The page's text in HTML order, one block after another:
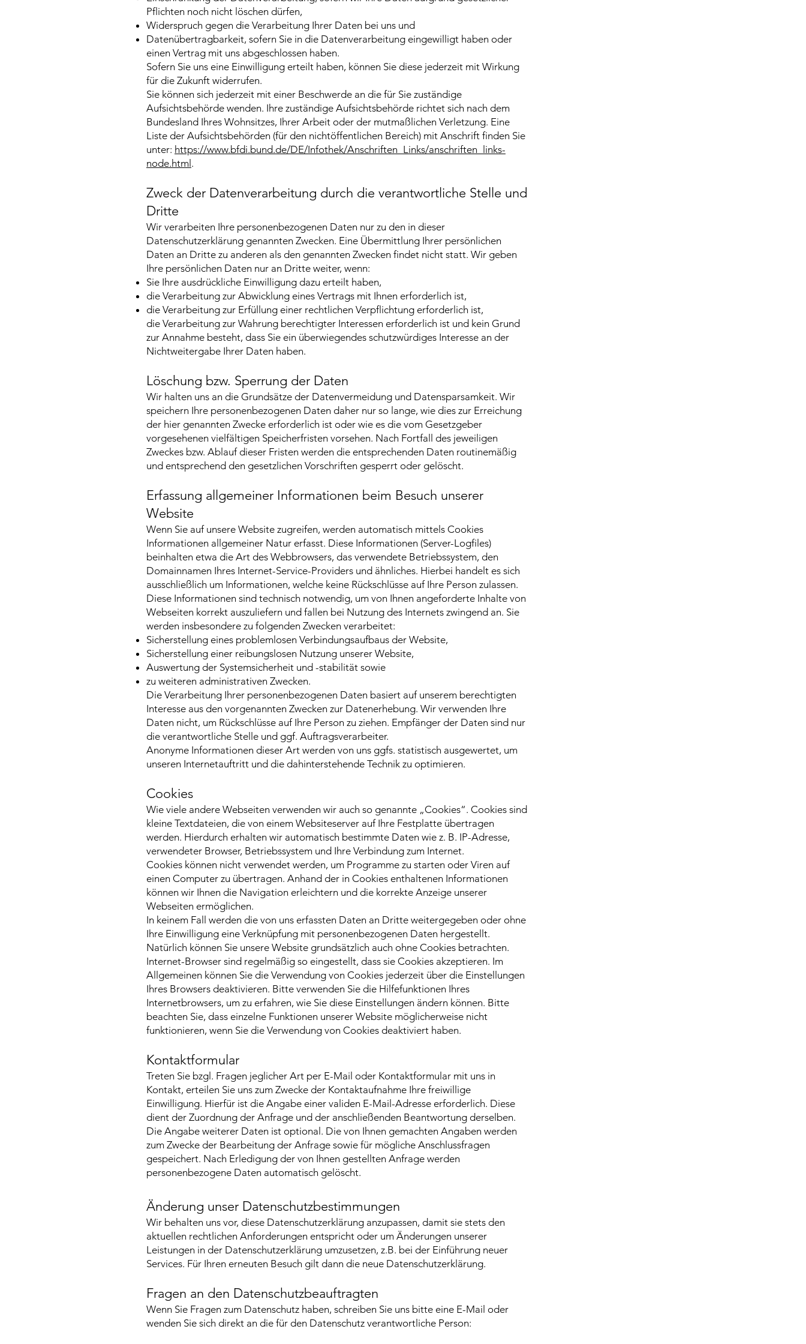
Pflichten noch nicht löschen dürfen,
Widerspruch gegen die Verarbeitung Ihrer Daten bei uns und
Datenübertragbarkeit, sofern Sie in die Datenverarbeitung eingewilligt haben oder
einen Vertrag mit uns abgeschlossen haben.
Sofern Sie uns eine Einwilligung erteilt haben, können Sie diese jederzeit mit Wirkung
für die Zukunft widerrufen.
Sie können sich jederzeit mit einer Beschwerde an die für Sie zuständige
Aufsichtsbehörde wenden. Ihre zuständige Aufsichtsbehörde richtet sich nach dem
Bundesland Ihres Wohnsitzes, Ihrer Arbeit oder der mutmaßlichen Verletzung. Eine
Liste der Aufsichtsbehörden (für den nichtöffentlichen Bereich) mit Anschrift finden Sie
unter: https://www.bfdi.bund.de/DE/Infothek/Anschriften_Links/anschriften_links-
node.html .
Zweck der Datenverarbeitung durch die verantwortliche Stelle und
Dritte
Wir verarbeiten Ihre personenbezogenen Daten nur zu den in dieser
Datenschutzerklärung genannten Zwecken. Eine Übermittlung Ihrer persönlichen
Daten an Dritte zu anderen als den genannten Zwecken findet nicht statt. Wir geben
Ihre persönlichen Daten nur an Dritte weiter, wenn:
Sie Ihre ausdrückliche Einwilligung dazu erteilt haben,
die Verarbeitung zur Abwicklung eines Vertrags mit Ihnen erforderlich ist,
die Verarbeitung zur Erfüllung einer rechtlichen Verpflichtung erforderlich ist,
die Verarbeitung zur Wahrung berechtigter Interessen erforderlich ist und kein Grund
zur Annahme besteht, dass Sie ein überwiegendes schutzwürdiges Interesse an der
Nichtweitergabe Ihrer Daten haben.
Löschung bzw. Sperrung der Daten
Wir halten uns an die Grundsätze der Datenvermeidung und Datensparsamkeit. Wir
speichern Ihre personenbezogenen Daten daher nur so lange, wie dies zur Erreichung
der hier genannten Zwecke erforderlich ist oder wie es die vom Gesetzgeber
vorgesehenen vielfältigen Speicherfristen vorsehen. Nach Fortfall des jeweiligen
Zweckes bzw. Ablauf dieser Fristen werden die entsprechenden Daten routinemäßig
und entsprechend den gesetzlichen Vorschriften gesperrt oder gelöscht.
Erfassung allgemeiner Informationen beim Besuch unserer
Website
Wenn Sie auf unsere Website zugreifen, werden automatisch mittels Cookies
Informationen allgemeiner Natur erfasst. Diese Informationen (Server-Logfiles)
beinhalten etwa die Art des Webbrowsers, das verwendete Betriebssystem, den
Domainnamen Ihres Internet-Service-Providers und ähnliches. Hierbei handelt es sich
ausschließlich um Informationen, welche keine Rückschlüsse auf Ihre Person zulassen.
Diese Informationen sind technisch notwendig, um von Ihnen angeforderte Inhalte von
Webseiten korrekt auszuliefern und fallen bei Nutzung des Internets zwingend an. Sie
werden insbesondere zu folgenden Zwecken verarbeitet:
Sicherstellung eines problemlosen Verbindungsaufbaus der Website,
Sicherstellung einer reibungslosen Nutzung unserer Website,
Auswertung der Systemsicherheit und -stabilität sowie
zu weiteren administrativen Zwecken.
Die Verarbeitung Ihrer personenbezogenen Daten basiert auf unserem berechtigten
Interesse aus den vorgenannten Zwecken zur Datenerhebung. Wir verwenden Ihre
Daten nicht, um Rückschlüsse auf Ihre Person zu ziehen. Empfänger der Daten sind nur
die verantwortliche Stelle und ggf. Auftragsverarbeiter.
Anonyme Informationen dieser Art werden von uns ggfs. statistisch ausgewertet, um
unseren Internetauftritt und die dahinterstehende Technik zu optimieren.
Cookies
Wie viele andere Webseiten verwenden wir auch so genannte „Cookies“. Cookies sind
kleine Textdateien, die von einem Websiteserver auf Ihre Festplatte übertragen
werden. Hierdurch erhalten wir automatisch bestimmte Daten wie z. B. IP-Adresse,
verwendeter Browser, Betriebssystem und Ihre Verbindung zum Internet.
Cookies können nicht verwendet werden, um Programme zu starten oder Viren auf
einen Computer zu übertragen. Anhand der in Cookies enthaltenen Informationen
können wir Ihnen die Navigation erleichtern und die korrekte Anzeige unserer
Webseiten ermöglichen.
In keinem Fall werden die von uns erfassten Daten an Dritte weitergegeben oder ohne
Ihre Einwilligung eine Verknüpfung mit personenbezogenen Daten hergestellt.
Natürlich können Sie unsere Website grundsätzlich auch ohne Cookies betrachten.
Internet-Browser sind regelmäßig so eingestellt, dass sie Cookies akzeptieren. Im
Allgemeinen können Sie die Verwendung von Cookies jederzeit über die Einstellungen
Ihres Browsers deaktivieren. Bitte verwenden Sie die Hilfefunktionen Ihres
Internetbrowsers, um zu erfahren, wie Sie diese Einstellungen ändern können. Bitte
beachten Sie, dass einzelne Funktionen unserer Website möglicherweise nicht
funktionieren, wenn Sie die Verwendung von Cookies deaktiviert haben.
Kontaktformular
Treten Sie bzgl. Fragen jeglicher Art per E-Mail oder Kontaktformular mit uns in
Kontakt, erteilen Sie uns zum Zwecke der Kontaktaufnahme Ihre freiwillige
Einwilligung. Hierfür ist die Angabe einer validen E-Mail-Adresse erforderlich. Diese
dient der Zuordnung der Anfrage und der anschließenden Beantwortung derselben.
Die Angabe weiterer Daten ist optional. Die von Ihnen gemachten Angaben werden
zum Zwecke der Bearbeitung der Anfrage sowie für mögliche Anschlussfragen
gespeichert. Nach Erledigung der von Ihnen gestellten Anfrage werden
personenbezogene Daten automatisch gelöscht.
Änderung unser Datenschutzbestimmungen
Wir behalten uns vor, diese Datenschutzerklärung anzupassen, damit sie stets den
aktuellen rechtlichen Anforderungen entspricht oder um Änderungen unserer
Leistungen in der Datenschutzerklärung umzusetzen, z.B. bei der Einführung neuer
Services. Für Ihren erneuten Besuch gilt dann die neue Datenschutzerklärung.
Fragen an den Datenschutzbeauftragten
Wenn Sie Fragen zum Datenschutz haben, schreiben Sie uns bitte eine E-Mail oder
wenden Sie sich direkt an die für den Datenschutz verantwortliche Person: